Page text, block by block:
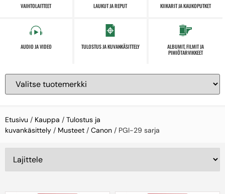
VAIHTOLAITTEET LAUKUT JA REPUT KIIKARIT JA KAUKOPUTKET
AUDIO JA VIDEO TULOSTUS JA KUVANKÄSITTELY
ALBUMIT, FILMIT JA
PIMIÖTARVIKKEET
Etusivu / Kauppa / Tulostus ja
kuvankäsittely / Musteet / Canon / PGI-29 sarja